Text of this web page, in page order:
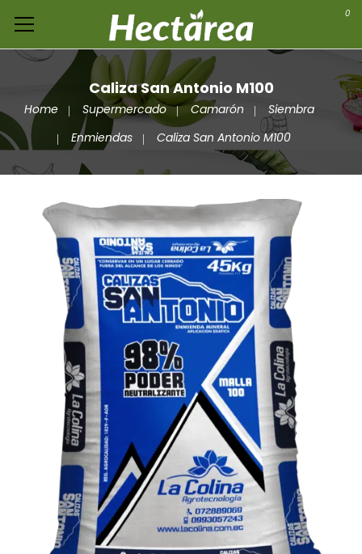
0
Caliza San Antonio M100
Home Supermercado Camarón
Siembra
Enmiendas
Caliza San Antonio M100